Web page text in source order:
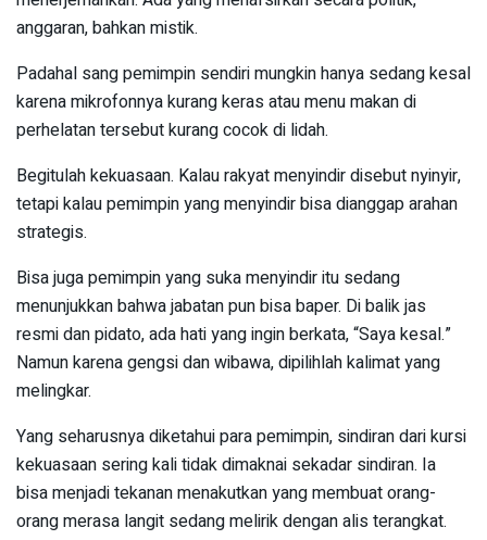
anggaran, bahkan mistik.
Padahal sang pemimpin sendiri mungkin hanya sedang kesal
karena mikrofonnya kurang keras atau menu makan di
perhelatan tersebut kurang cocok di lidah.
Begitulah kekuasaan. Kalau rakyat menyindir disebut nyinyir,
tetapi kalau pemimpin yang menyindir bisa dianggap arahan
strategis.
Bisa juga pemimpin yang suka menyindir itu sedang
menunjukkan bahwa jabatan pun bisa baper. Di balik jas
resmi dan pidato, ada hati yang ingin berkata, “Saya kesal.”
Namun karena gengsi dan wibawa, dipilihlah kalimat yang
melingkar.
Yang seharusnya diketahui para pemimpin, sindiran dari kursi
kekuasaan sering kali tidak dimaknai sekadar sindiran. Ia
bisa menjadi tekanan menakutkan yang membuat orang-
orang merasa langit sedang melirik dengan alis terangkat.